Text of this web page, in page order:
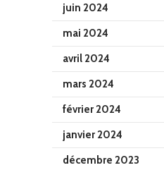
juin 2024
mai 2024
avril 2024
mars 2024
février 2024
janvier 2024
décembre 2023